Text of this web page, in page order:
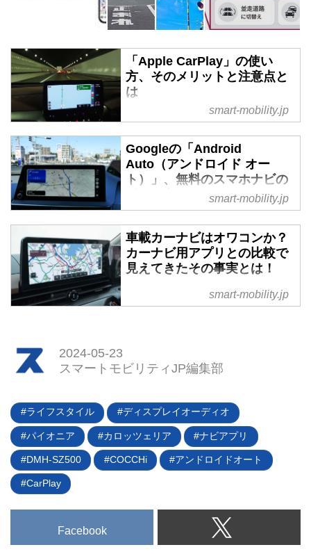
「Apple CarPlay」の使い
方、そのメリットと注意点と
は
クルマとiPhoneを接続すること
リを車載ディスプレイで利用でき
るのが「Apple CarPlay」だが、
今回はその便利な機能を100％使
いこなす方法をわかりやすく解説
したい。
smart-mobility.jp
Googleの「Android
Auto（アンドロイド オー
ト）」、無料のスマホナビの
Auto）とはこのところよく耳にす
るが、いったい何なのか。ひとこ
とで言ってしまうと「スマホのア
プリ」ということになる。では実
smart-mobility.jp
車載カーナビはオワコンか？
カーナビ用アプリとの比較で
見えてきたその事実とは！
「もはや高いカーナビなんていら
ないんじゃないの？」最近になっ
ってきている今、あえて大枚をは
ないという考え方だ。一方で信頼
性や使い勝手を踏まえれば、「車
載カーナビ」の存在も無視できな
い。そこで、今回は「車載カーナ
ビ」と「カーナビ用アプリ」を比
Connectナビゲーションシステ
ム」）...
smart-mobility.jp
2024-05-23
スマートモビリティJP編集部
ライフスタイル ディスプレイオーディオ
パイオニア カロッツェリア ナビアプリ
DMH-SZ500 COCCHi アンドロイドオート
CarPlay
Facebook